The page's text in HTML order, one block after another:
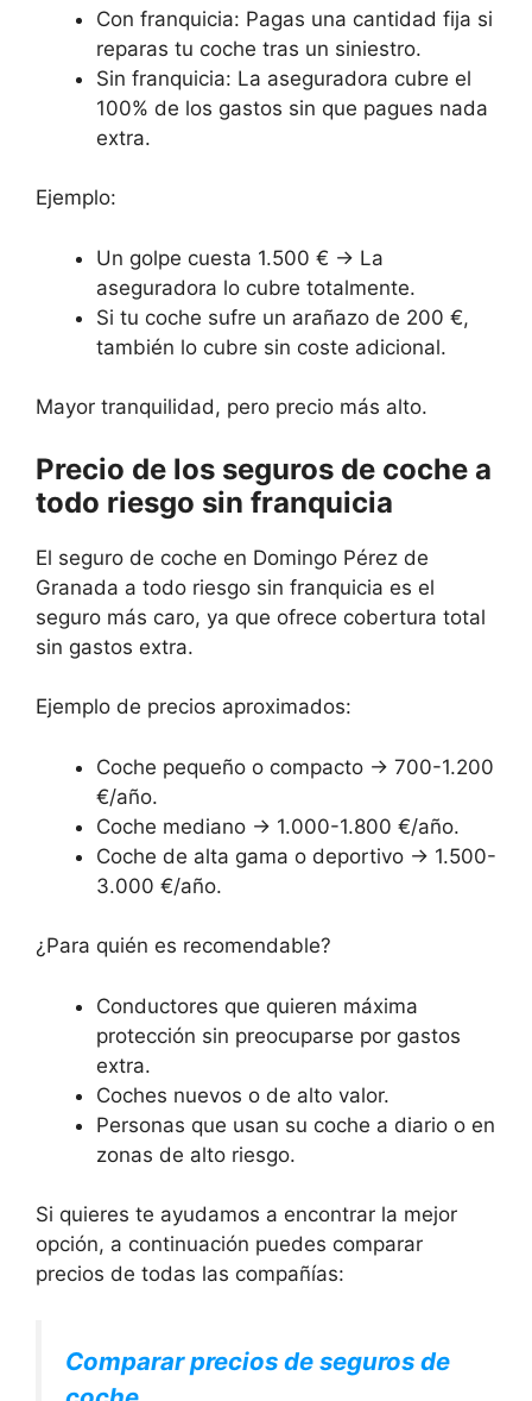
Con franquicia: Pagas una cantidad fija si
reparas tu coche tras un siniestro.
Sin franquicia: La aseguradora cubre el
100% de los gastos sin que pagues nada
extra.
Ejemplo:
Un golpe cuesta 1.500 € → La
aseguradora lo cubre totalmente.
Si tu coche sufre un arañazo de 200 €,
también lo cubre sin coste adicional.
Mayor tranquilidad, pero precio más alto.
Precio de los seguros de coche a
todo riesgo sin franquicia
El seguro de coche en Domingo Pérez de
Granada a todo riesgo sin franquicia es el
seguro más caro, ya que ofrece cobertura total
sin gastos extra.
Ejemplo de precios aproximados:
Coche pequeño o compacto → 700-1.200
€/año.
Coche mediano → 1.000-1.800 €/año.
Coche de alta gama o deportivo → 1.500-
3.000 €/año.
¿Para quién es recomendable?
Conductores que quieren máxima
protección sin preocuparse por gastos
extra.
Coches nuevos o de alto valor.
Personas que usan su coche a diario o en
zonas de alto riesgo.
Si quieres te ayudamos a encontrar la mejor
opción, a continuación puedes comparar
precios de todas las compañías:
Comparar precios de seguros de